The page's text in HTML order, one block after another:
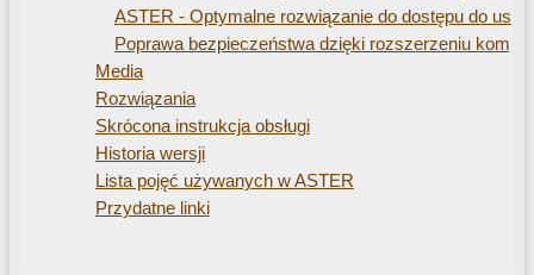
ASTER - Optymalne rozwiązanie do dostępu do
Poprawa bezpieczeństwa dzięki rozszerzeniu
Media
Rozwiązania
Skrócona instrukcja obsługi
Historia wersji
Lista pojęć używanych w ASTER
Przydatne linki